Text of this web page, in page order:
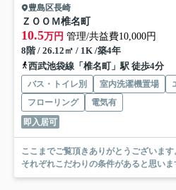
豊島区長崎
ＺＯＯＭ椎名町
10.5万円 管理/共益費10,000円
8階 / 26.12㎡ / 1K /築4年
西武池袋線「椎名町」駅 徒歩4分
バス・トイレ別 室内洗濯機置場
フローリング
電気有
即入居可
ここまでご覧頂きありがとうございます。 お部屋探しの際には、皆
それぞれこだわりの条件があると思い